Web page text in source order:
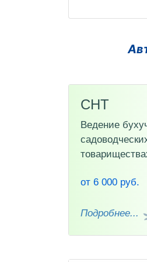
СНТ
Ведение
от 6 000 руб.
Подробнее...